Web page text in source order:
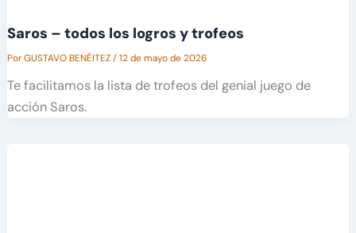
Saros – todos los logros y trofeos
PorGUSTAVO BENÉITEZ/12 de mayo de 2026
Te facilitamos la lista de trofeos del genial juego de
acción Saros.